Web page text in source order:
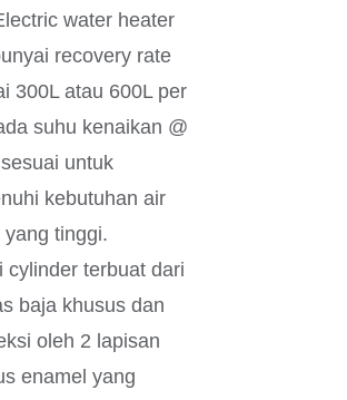
water heater
recovery rate
300L atau 600L per
suhu kenaikan @
untuk
kebutuhan air
yang tinggi.
cylinder terbuat dari
baja khusus dan
oleh 2 lapisan
enamel yang